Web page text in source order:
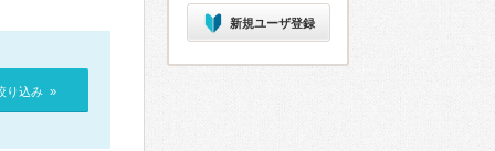
り込み »
新規ユーザ登録